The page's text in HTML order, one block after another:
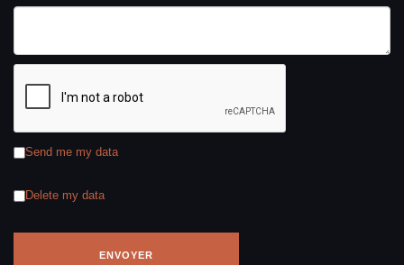
Send me my data
Delete my data